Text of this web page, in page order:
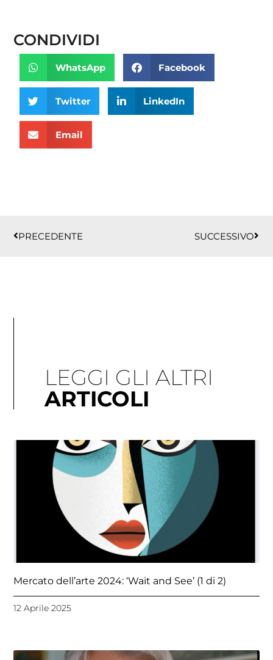
CONDIVIDI
WhatsApp Facebook
Twitter LinkedIn
Email
PRECEDENTE
SUCCESSIVO
LEGGI GLI ALTRI
ARTICOLI
Mercato dell’arte 2024: ‘Wait and See’ (1 di 2)
12 Aprile 2025
PaginaPaginaPagina
PaginaPagina